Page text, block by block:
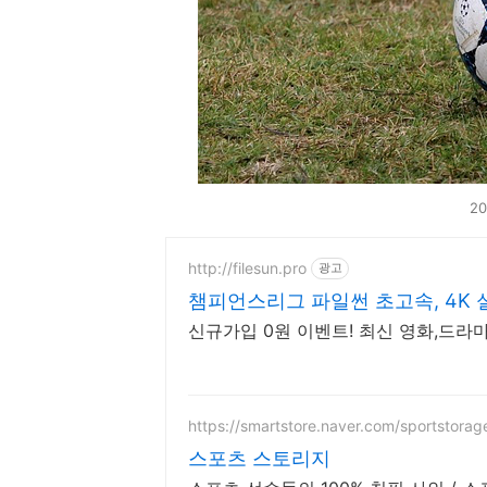
http://filesun.pro 광고
챔피언스리그 파일썬 초고속, 4K
신규가입 0원 이벤트! 최신 영화,드라
https://smartstore.naver.com/
스포츠 스토리지